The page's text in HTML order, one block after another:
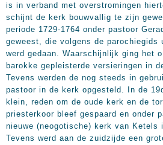
is in verband met overstromingen
schijnt de kerk bouwvallig te zijn
periode 1729-1764 onder pastoor
geweest, die volgens de parochiegids
werd gedaan. Waarschijnlijk ging het
barokke gepleisterde versieringen in
Tevens werden de nog steeds in
pastoor in de kerk opgesteld. In de
klein, reden om de oude kerk en de
priesterkoor bleef gespaard en onder
nieuwe (neogotische) kerk van Ketels
Tevens werd aan de zuidzijde een